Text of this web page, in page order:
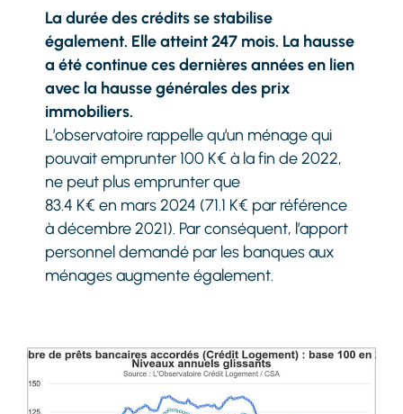
La durée des crédits se stabilise
également. Elle atteint 247 mois. La hausse
a été continue ces dernières années en lien
avec la hausse générales des prix
immobiliers.
L’observatoire rappelle qu’un ménage qui
pouvait emprunter 100 K€ à la fin de 2022,
ne peut plus emprunter que
83.4 K€ en mars 2024 (71.1 K€ par référence
à décembre 2021). Par conséquent, l’apport
personnel demandé par les banques aux
ménages augmente également.